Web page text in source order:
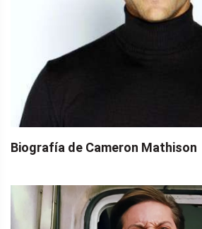
Biografía de Cameron Mathison